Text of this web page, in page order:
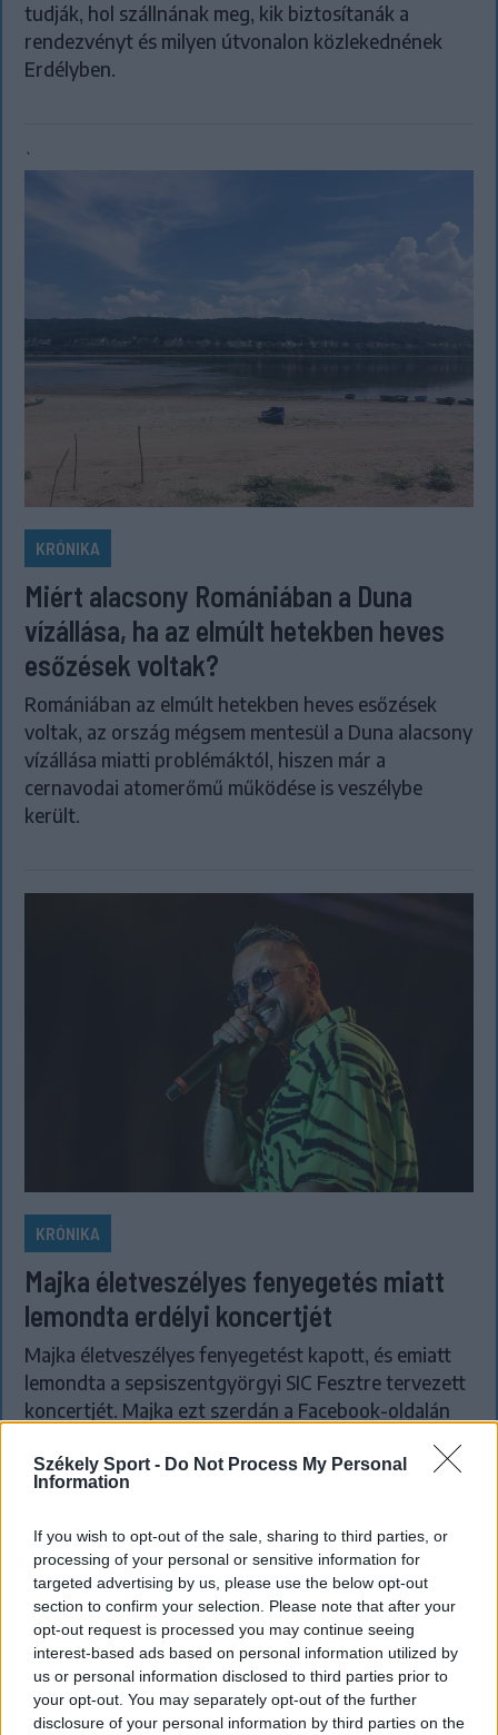
Székely Sport - Do Not Process My Personal
Information
If you wish to opt-out of the sale, sharing to third parties, or
processing of your personal or sensitive information for
targeted advertising by us, please use the below opt-out
section to confirm your selection. Please note that after your
opt-out request is processed you may continue seeing
interest-based ads based on personal information utilized by
us or personal information disclosed to third parties prior to
your opt-out. You may separately opt-out of the further
disclosure of your personal information by third parties on the
tudják, hol szállnának meg, kik biztosítanák a
rendezvényt és milyen útvonalon közlekednének
Erdélyben.
`
KRÓNIKA
Miért alacsony Romániában a Duna
vízállása, ha az elmúlt hetekben heves
esőzések voltak?
Romániában az elmúlt hetekben heves esőzések
voltak, az ország mégsem mentesül a Duna alacsony
vízállása miatti problémáktól, hiszen már a
cernavodai atomerőmű működése is veszélybe
került.
KRÓNIKA
Majka életveszélyes fenyegetés miatt
lemondta erdélyi koncertjét
Majka életveszélyes fenyegetést kapott, és emiatt
lemondta a sepsiszentgyörgyi SIC Fesztre tervezett
koncertjét. Majka ezt szerdán a Facebook-oldalán